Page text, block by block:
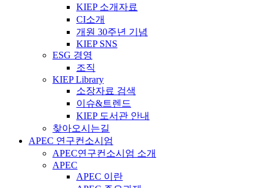
KIEP 소개자료
CI소개
개원 30주년 기념
KIEP SNS
ESG 경영
조직
KIEP Library
소장자료 검색
이슈&트렌드
KIEP 도서관 안내
찾아오시는길
APEC 연구컨소시엄
APEC연구컨소시엄 소개
APEC
APEC 이란